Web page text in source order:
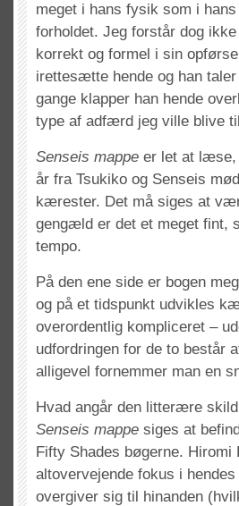
meget i hans fysik som i
forholdet. Jeg forstår dog
korrekt og formel i sin
irettesætte hende og han
gange klapper han hende
type af adfærd jeg ville blive
Senseis mappe er let at læse,
år fra Tsukiko og Senseis
kærester. Det må siges at
gengæld er det et meget fint,
tempo.
På den ene side er bogen
og på et tidspunkt udvikles
overordentlig kompliceret –
udfordringen for de to består
alligevel fornemmer man en
Hvad angår den litterære
Senseis mappe siges at
Fifty Shades bøgerne.
altovervejende fokus i
overgiver sig til hinanden